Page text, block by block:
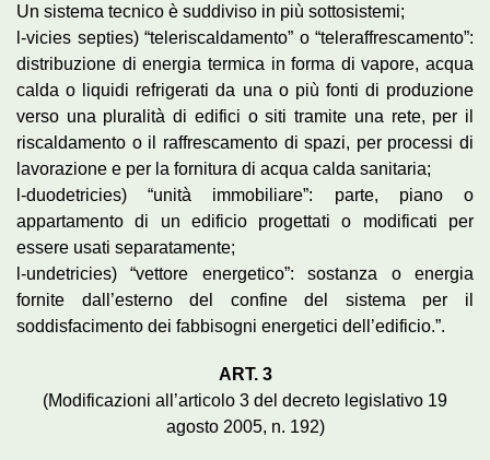
Un sistema tecnico è suddiviso in più sottosistemi;
l-vicies septies) “teleriscaldamento” o “teleraffrescamento”:
distribuzione di energia termica in forma di vapore, acqua
calda o liquidi refrigerati da una o più fonti di produzione
verso una pluralità di edifici o siti tramite una rete, per il
riscaldamento o il raffrescamento di spazi, per processi di
lavorazione e per la fornitura di acqua calda sanitaria;
l-duodetricies) “unità immobiliare”: parte, piano o
appartamento di un edificio progettati o modificati per
essere usati separatamente;
l-undetricies) “vettore energetico”: sostanza o energia
fornite dall’esterno del confine del sistema per il
soddisfacimento dei fabbisogni energetici dell’edificio.”.
ART. 3
(Modificazioni all’articolo 3 del decreto legislativo 19
agosto 2005, n. 192)